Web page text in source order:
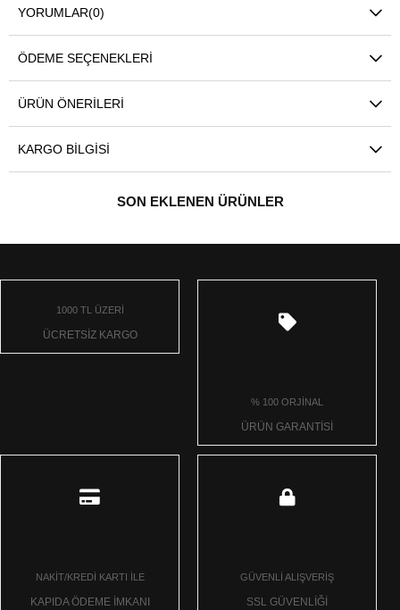
YORUMLAR(0)
ÖDEME SEÇENEKLERI
ÜRÜN ÖNERILERI
KARGO BILGISI
SON EKLENEN ÜRÜNLER
1000 TL ÜZERİ
ÜCRETSİZ KARGO
% 100 ORJİNAL
ÜRÜN GARANTİSİ
NAKİT/KREDİ KARTI İLE
KAPIDA ÖDEME İMKANI
GÜVENLİ ALIŞVERİŞ
SSL GÜVENLİĞİ